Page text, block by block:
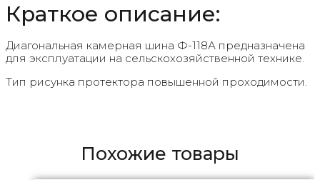
Краткое описание:
Диагональная камерная шина Ф-118А предназначена
для эксплуатации на сельскохозяйственной технике.
Тип рисунка протектора повышенной проходимости.
Похожие товары